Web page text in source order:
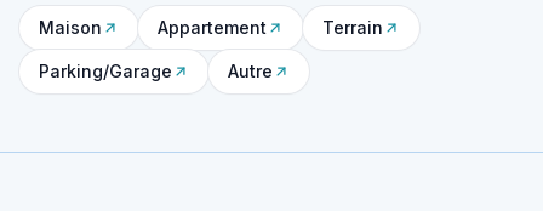
Maison Appartement Terrain
Parking/Garage Autre